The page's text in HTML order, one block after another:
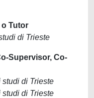
Tutor
di Trieste
Supervisor, Co-
di Trieste
di Trieste